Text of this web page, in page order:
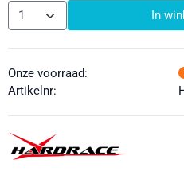
Aantal In
Onze voorraad:
Artikelnr: